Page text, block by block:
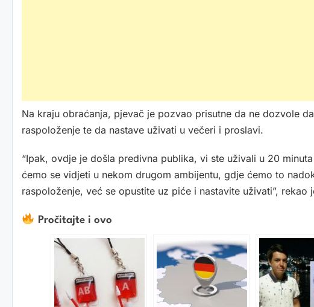
Na kraju obraćanja, pjevač je pozvao prisutne da ne dozvole
raspoloženje te da nastave uživati u večeri i proslavi.
“Ipak, ovdje je došla predivna publika, vi ste uživali u 20
ćemo se vidjeti u nekom drugom ambijentu, gdje ćemo to
raspoloženje, već se opustite uz piće i nastavite uživati”,
Pročitajte i ovo